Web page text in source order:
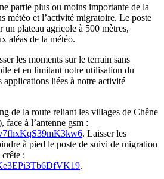
partie plus ou moins importante de la
météo et l’activité migratoire. Le poste
un plateau agricole à 500 mètres,
aléas de la météo.
les moments sur le terrain sans
et en limitant notre utilisation du
applications liées à notre activité
de la route reliant les villages de Chêne
à l’antenne gsm :
. Laisser les
à pied le poste de suivi de migration
:
.